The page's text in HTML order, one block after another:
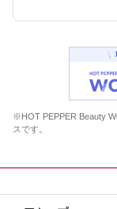
※HOT PEPPER Beauty
スです。